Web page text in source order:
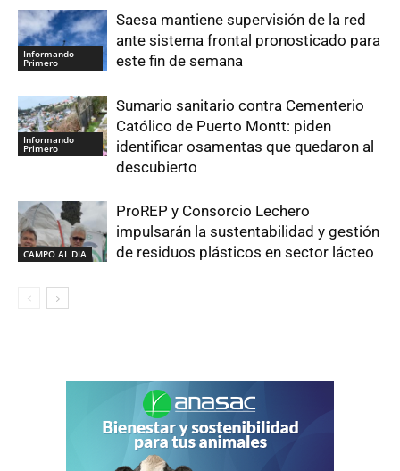
Informando
Primero
Saesa mantiene supervisión de la red
ante sistema frontal pronosticado para
este fin de semana
Informando
Primero
Sumario sanitario contra Cementerio
Católico de Puerto Montt: piden
identificar osamentas que quedaron al
descubierto
CAMPO AL DIA
ProREP y Consorcio Lechero
impulsarán la sustentabilidad y gestión
de residuos plásticos en sector lácteo